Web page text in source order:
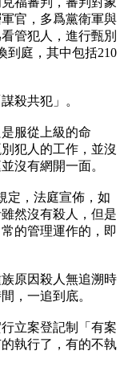
官，多爲黨衛軍與
管犯人，進行甄別
到庭，其中包括210
殺共犯」。
服從上級的命
犯人的工作，並沒
沒有網開一面。
定，法庭宣佈，如
然沒有殺人，但是
的管理運作的，即
原因殺人無追溯時
，一追到底。
立案登記制「有案
執行了，有的不執